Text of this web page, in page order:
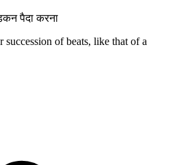
पैदा करना
succession of beats, like that of a